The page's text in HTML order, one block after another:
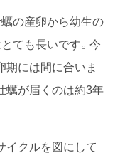
の産卵から幼生の
ても長いです。今
には間に合いま
蠣が届くのは約3年
イクルを図にして